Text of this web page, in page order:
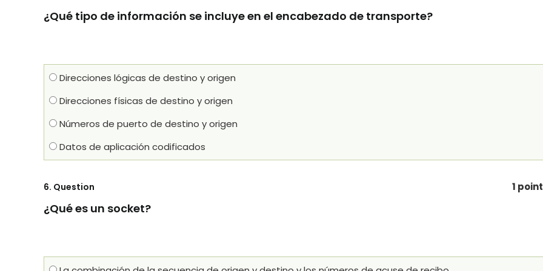
¿Qué tipo de información se incluye en el encabezado de transporte?
Direcciones lógicas de destino y origen
Direcciones físicas de destino y origen
Números de puerto de destino y origen
Datos de aplicación codificados
6. Question 1
¿Qué es un socket?